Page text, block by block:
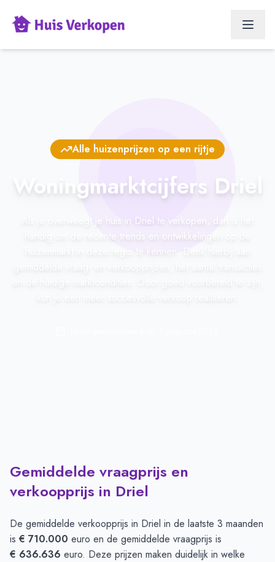
Alle huizenprijzen op een rijtje
Woningmarktcijfers Driel
Als je overweegt je huis in Driel te verkopen, dan is het
handig om de recente trends en ontwikkelingen op de
huizenmarkt in deze regio te kennen. Denk hierbij aan
Gemiddelde vraagprijs en
verkoopprijs in Driel
De gemiddelde verkoopprijs in Driel in de laatste 3 maanden
is € 710.000 euro en de gemiddelde vraagprijs is
€ 636.636 euro. Deze prijzen maken duidelijk in welke